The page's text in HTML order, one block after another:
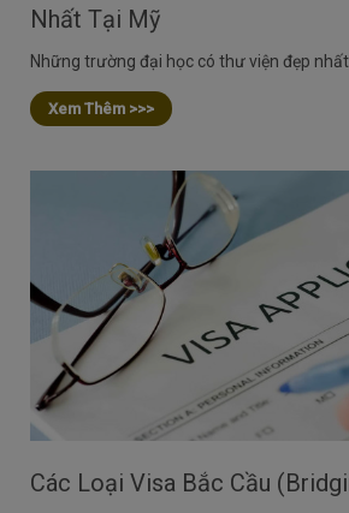
Nhất Tại Mỹ
Những trường đại học có thư viện đẹp
Xem Thêm >>>
Các Loại Visa Bắc Cầu